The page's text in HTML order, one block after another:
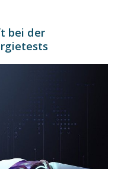
bei der